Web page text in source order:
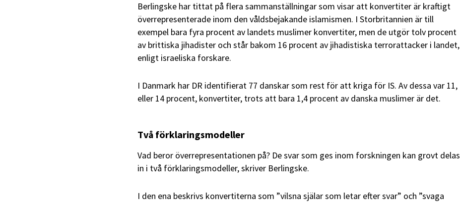
Berlingske har tittat på flera sammanställningar som visar att konvertiter är kraftigt
överrepresenterade inom den våldsbejakande islamismen. I Storbritannien är till
exempel bara fyra procent av landets muslimer konvertiter, men de utgör tolv procent
av brittiska jihadister och står bakom 16 procent av jihadistiska terrorattacker i landet,
enligt israeliska forskare.
I Danmark har DR identifierat 77 danskar som rest för att kriga för IS. Av dessa var 11,
eller 14 procent, konvertiter, trots att bara 1,4 procent av danska muslimer är det.
Två förklaringsmodeller
Vad beror överrepresentationen på? De svar som ges inom forskningen kan grovt delas
in i två förklaringsmodeller, skriver Berlingske.
I den ena beskrivs konvertiterna som ”vilsna själar som letar efter svar” och ”svaga